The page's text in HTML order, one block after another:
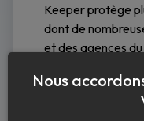
Keeper protège
dont de
et des agences
Nous